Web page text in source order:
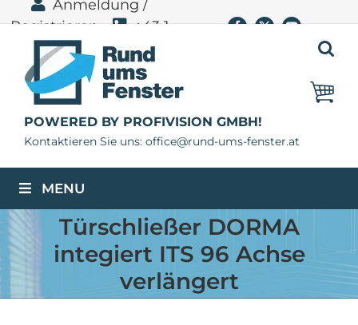
Inhalt
springen
Anmeldung /
Registrieren
+43 1
400 11 06
Facebook
X YouTube
POWERED BY PROFIVISION GMBH!
Kontaktieren Sie uns: office@rund-ums-fenster.at
MENU
Türschließer DORMA
integiert ITS 96 Achse
verlängert